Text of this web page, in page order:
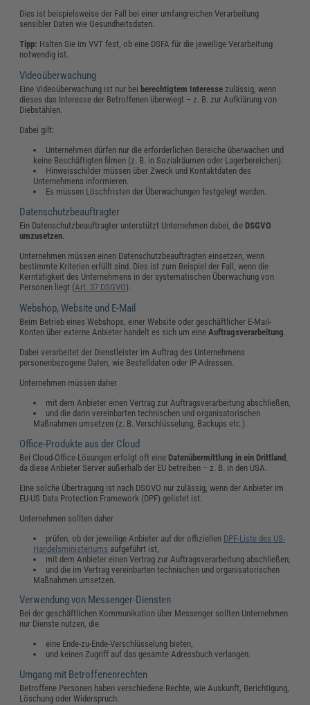
Dies ist beispielsweise der Fall bei einer umfangreichen Verarbeitung
sensibler Daten wie Gesundheitsdaten.
Tipp: Halten Sie im VVT fest, ob eine DSFA für die jeweilige Verarbeitung
notwendig ist.
Videoüberwachung
Eine Videoüberwachung ist nur bei berechtigtem Interesse zulässig, wenn
dieses das Interesse der Betroffenen überwiegt – z. B. zur Aufklärung von
Diebstählen.
Dabei gilt:
Unternehmen dürfen nur die erforderlichen Bereiche überwachen und
keine Beschäftigten filmen (z. B. in Sozialräumen oder Lagerbereichen).
Hinweisschilder müssen über Zweck und Kontaktdaten des
Unternehmens informieren.
Es müssen Löschfristen der Überwachungen festgelegt werden.
Datenschutzbeauftragter
Ein Datenschutzbeauftragter unterstützt Unternehmen dabei, die DSGVO
umzusetzen
Unternehmen müssen einen Datenschutzbeauftragten einsetzen, wenn
bestimmte Kriterien erfüllt sind. Dies ist zum Beispiel der Fall, wenn die
Kerntätigkeit des Unternehmens in der systematischen Überwachung von
Personen liegt (Art. 37 DSGVO).
Webshop, Website und E-Mail
Beim Betrieb eines Webshops, einer Website oder geschäftlicher E-Mail-
Konten über externe Anbieter handelt es sich um eineAuftragsverarbeitung
Dabei verarbeitet der Dienstleister im Auftrag des Unternehmens
personenbezogene Daten, wie Bestelldaten oder IP-Adressen.
Unternehmen müssen daher
mit dem Anbieter einen Vertrag zur Auftragsverarbeitung abschließen,
und die darin vereinbarten technischen und organisatorischen
Maßnahmen umsetzen (z. B. Verschlüsselung, Backups etc.).
Office-Produkte aus der Cloud
Bei Cloud-Office-Lösungen erfolgt oft eine Datenübermittlung in ein Drittland
da diese Anbieter Server außerhalb der EU betreiben – z. B. in den USA.
Eine solche Übertragung ist nach DSGVO nur zulässig, wenn der Anbieter im
EU-US Data Protection Framework (DPF) gelistet ist.
Unternehmen sollten daher
prüfen, ob der jeweilige Anbieter auf der offiziellen DPF-Liste des US-
Handelsministeriums aufgeführt ist,
mit dem Anbieter einen Vertrag zur Auftragsverarbeitung abschließen,
und die im Vertrag vereinbarten technischen und organisatorischen
Maßnahmen umsetzen.
Verwendung von Messenger-Diensten
Bei der geschäftlichen Kommunikation über Messenger sollten Unternehmen
nur Dienste nutzen, die
eine Ende-zu-Ende-Verschlüsselung bieten,
und keinen Zugriff auf das gesamte Adressbuch verlangen.
Umgang mit Betroffenenrechten
Betroffene Personen haben verschiedene Rechte, wie Auskunft, Berichtigung,
Löschung oder Widerspruch.